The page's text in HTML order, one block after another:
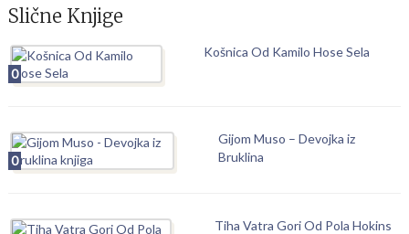
Slične Knjige
0
Košnica Od Kamilo Hose Sela
0
Gijom Muso – Devojka iz
Bruklina
Tiha Vatra Gori Od Pola Hokins